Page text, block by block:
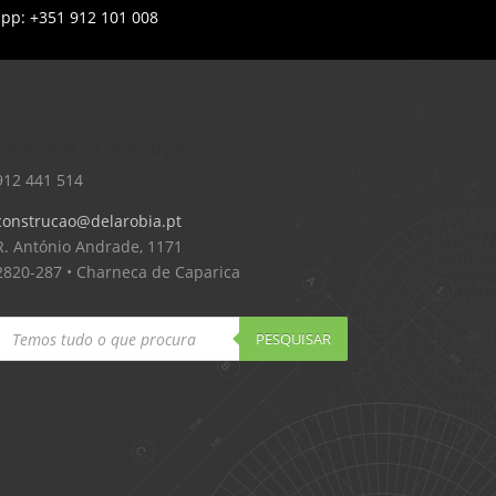
+351 912 101 008
441 514
António Andrade, 1171
287 • Charneca de Caparica
search PESQUISAR